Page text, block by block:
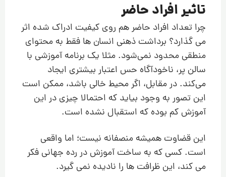
تاثیر افراد حاضر
چرا تعداد افراد حاضر هم روی کیفیت ادراک شده اثر
می گذارد؟ برداشت ذهنی انسان ها فقط به محتوای
منطقی محدود نمی‌شود. مثلا یک برنامه آموزشی با
سالن پر، ناخودآگاه حس اعتبار بیشتری ایجاد
می‌کند. در مقابل، اگر محیط خالی باشد، ممکن است
این تصور به وجود بیاید که احتمالا چیزی در این
آموزش کم بوده که استقبال نشده است.
این قضاوت همیشه منصفانه نیست؛ اما واقعی
است. کسی که به ساخت آموزش در رده جهانی فکر
می کند، این ظرافت ها را نادیده نمی گیرد.